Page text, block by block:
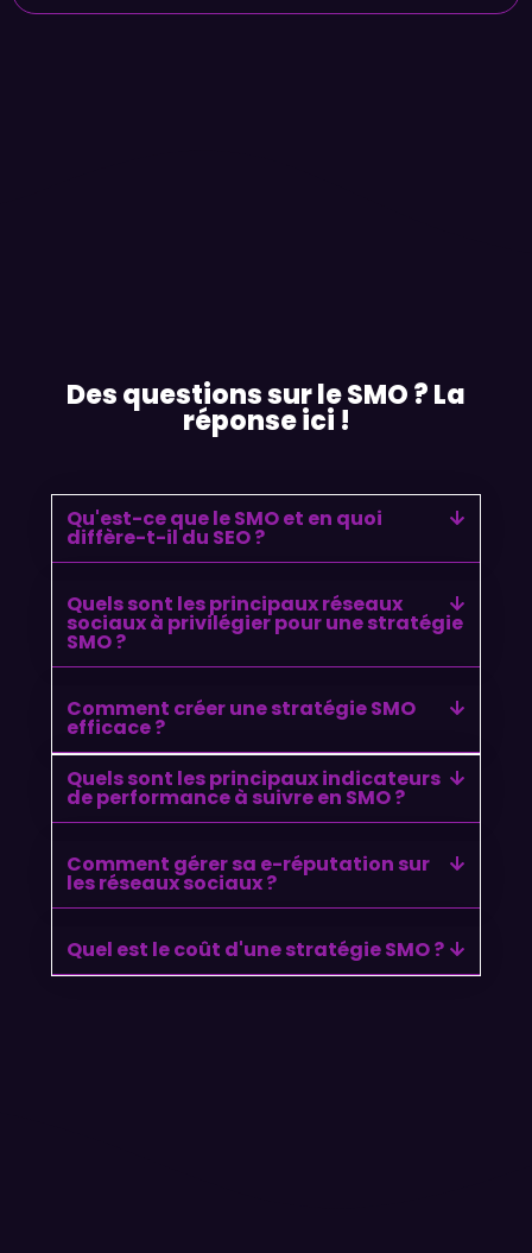
Des questions sur le SMO ? La
réponse ici !
Qu'est-ce que le SMO et en quoi
diffère-t-il du SEO ?
Quels sont les principaux réseaux
sociaux à privilégier pour une stratégie
SMO ?
Comment créer une stratégie SMO
efficace ?
Quels sont les principaux indicateurs
de performance à suivre en SMO ?
Comment gérer sa e-réputation sur
les réseaux sociaux ?
Quel est le coût d'une stratégie SMO ?